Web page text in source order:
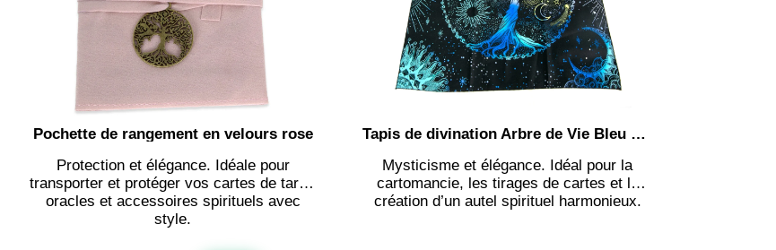
Pochette de rangement en velours rose
Protection et élégance. Idéale pour
transporter et protéger vos cartes de tarot,
oracles et accessoires spirituels avec
style.
Tapis de divination Arbre de Vie Bleu vert
Mysticisme et élégance. Idéal pour la
cartomancie, les tirages de cartes et la
création d’un autel spirituel harmonieux.